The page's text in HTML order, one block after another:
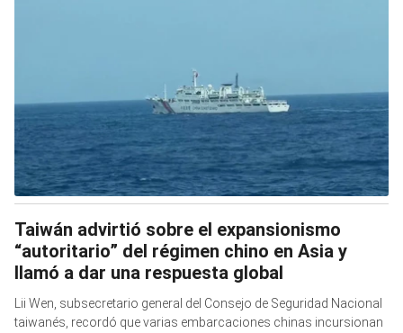
Taiwán advirtió sobre el expansionismo
“autoritario” del régimen chino en Asia y
llamó a dar una respuesta global
Lii Wen, subsecretario general del Consejo de Seguridad Nacional
taiwanés, recordó que varias embarcaciones chinas incursionan